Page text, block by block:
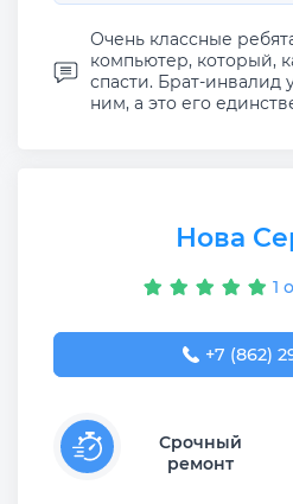
Очень классные
компьютер, который,
спасти. Брат-инвалид
ним, а это его
Нова
1
+7 (862)
+7 (862)
Срочный
ремонт